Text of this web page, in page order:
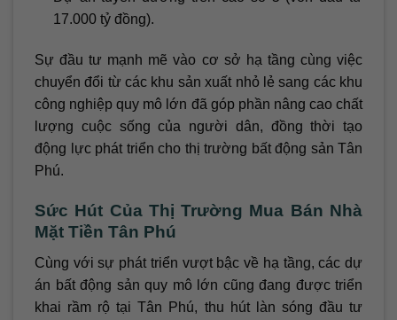
17.000 tỷ đồng).
Sự đầu tư mạnh mẽ vào cơ sở hạ tầng cùng việc
chuyển đổi từ các khu sản xuất nhỏ lẻ sang các khu
công nghiệp quy mô lớn đã góp phần nâng cao chất
lượng cuộc sống của người dân, đồng thời tạo
động lực phát triển cho thị trường bất động sản Tân
Phú.
Sức Hút Của Thị Trường Mua Bán Nhà
Mặt Tiền Tân Phú
Cùng với sự phát triển vượt bậc về hạ tầng, các dự
án bất động sản quy mô lớn cũng đang được triển
khai rầm rộ tại Tân Phú, thu hút làn sóng đầu tư